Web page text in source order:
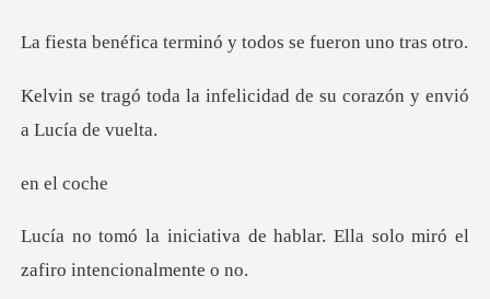
terminó y todos se
nfelicidad de su corazón
el
de hablar. Ella solo miró el